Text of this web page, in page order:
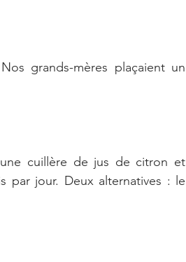
grands-mères plaçaient un
cuillère de jus de citron et
par jour. Deux alternatives : le